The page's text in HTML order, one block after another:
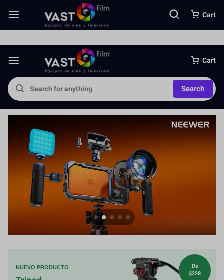
Somos una importante empresa importadora directa de equipos
Cart
Search
Cart
Jaula para Cámara
Más
NUEVO PRODUCTO
De
$228